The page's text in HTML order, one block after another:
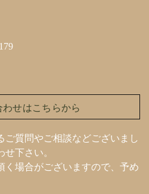
わせはこちらから
ご質問やご相談などございまし
下さい。
く場合がございますので、予め